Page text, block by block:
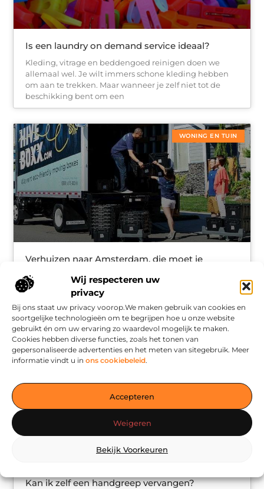
Wij respecteren uw
privacy
Bij ons staat uw privacy voorop.We maken gebruik van cookies en
soortgelijke technologieën om te begrijpen hoe u onze website
gebruikt én om uw ervaring zo waardevol mogelijk te maken.
Cookies hebben diverse functies, zoals het tonen van
gepersonaliseerde advertenties en het meten van sitegebruik. Meer
informatie vindt u in ons cookiebeleid.
Accepteren
Weigeren
Bekijk Voorkeuren
Is een laundry on demand service ideaal?
Kleding, vitrage en beddengoed reinigen doen we
allemaal wel. Je wilt immers schone kleding hebben
om aan te trekken. Maar wanneer je zelf niet tot de
beschikking bent om een
WONING EN TUIN
Verhuizen naar Amsterdam, die moet je
Verhuizen is een stressvol moment. Er zijn veel dingen
die moeten worden gedaan om je voor te bereiden op
deze grote dag. Je kunt echter probleemloos
verhuizen als je een
Kan ik zelf een handgreep vervangen?